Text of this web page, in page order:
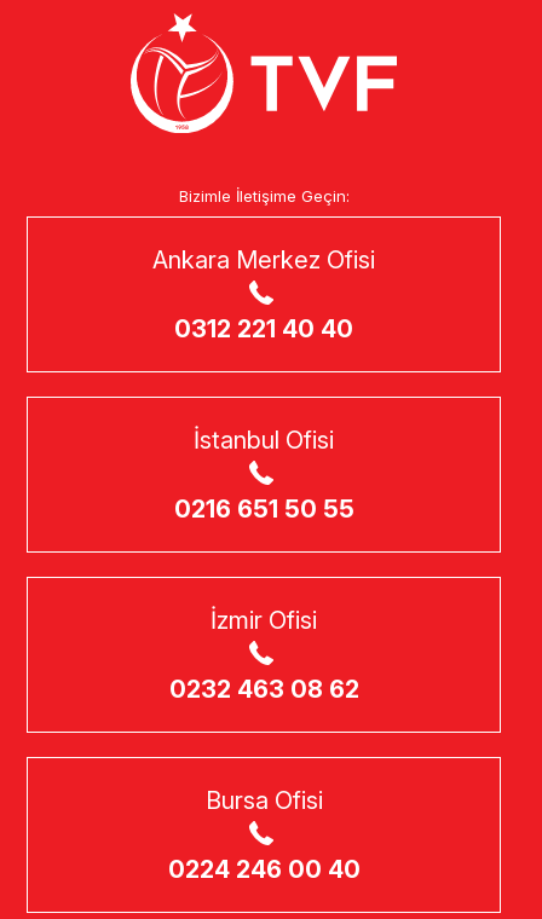
Bizimle İletişime Geçin:
Ankara Merkez Ofisi
0312 221 40 40
İstanbul Ofisi
0216 651 50 55
İzmir Ofisi
0232 463 08 62
Bursa Ofisi
0224 246 00 40